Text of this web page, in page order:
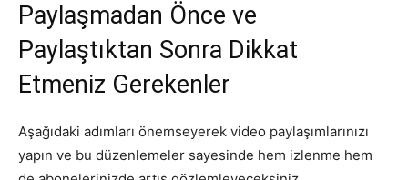
Paylaşmadan Önce ve
Paylaştıktan Sonra Dikkat
Etmeniz Gerekenler
Aşağıdaki adımları önemseyerek video paylaşımlarınızı
yapın ve bu düzenlemeler sayesinde hem izlenme hem